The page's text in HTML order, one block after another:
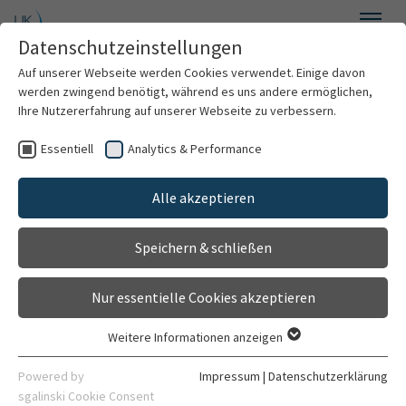
Zum Hauptinhalt springen
Wir über uns
Forschung
Lehre
Veranstaltungen
Medizinische Biometrie
Publikationen
Stand 05.02.2026
2024
Datenschutzeinstellungen
Auf unserer Webseite werden Cookies verwendet. Einige davon
werden zwingend benötigt, während es uns andere ermöglichen,
Ihre Nutzererfahrung auf unserer Webseite zu verbessern.
Essentiell Analytics & Performance
Alle akzeptieren
Speichern & schließen
Nur essentielle Cookies akzeptieren
Essentielle Cookies werden für grundlegende Funktionen der
Webseite benötigt. Dadurch ist gewährleistet, dass die
Weitere Informationen anzeigen
Powered by
sgalinski Cookie Consent
Impressum | Datenschutzerklärung